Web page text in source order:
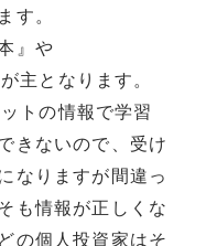
。
』や
主となります。
トの情報で学習
きないので、受け
なりますが間違っ
も情報が正しくな
の個人投資家はそ